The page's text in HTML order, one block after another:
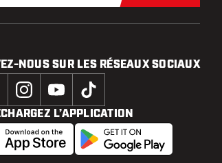
NOUS SUR LES RÉSEAUX SOCIAUX
L’APPLICATION